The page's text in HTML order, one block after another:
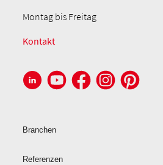
Montag bis Freitag
Kontakt
Branchen
Referenzen